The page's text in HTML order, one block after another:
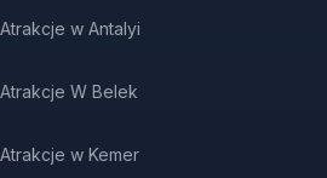
Atrakcje w Antalyi
Atrakcje W Belek
Atrakcje w Kemer